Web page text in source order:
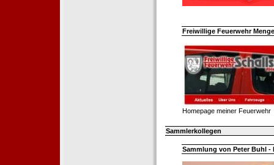
Freiwillige Feuerwehr
Homepage meiner Feuerwehr
Sammlerkollegen
Sammlung von Peter Buhl -